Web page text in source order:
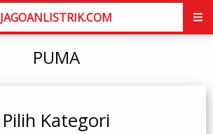
JAGOANLISTRIK.COM
PUMA
Pilih Kategori